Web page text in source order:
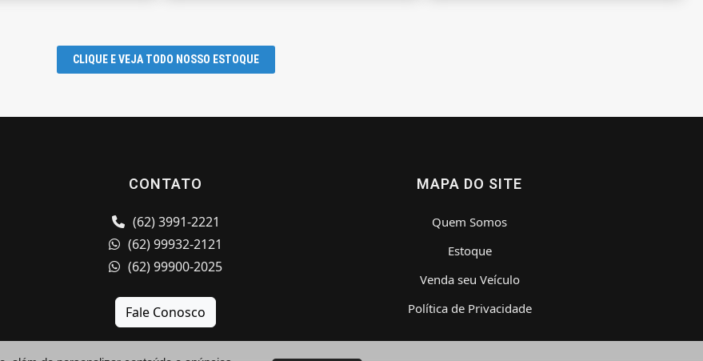
CLIQUE E VEJA TODO NOSSO ESTOQUE
CONTATO
(62) 3991-2221
(62) 99932-2121
(62) 99900-2025
Fale Conosco
MAPA DO SITE
Quem Somos
Estoque
Venda seu Veículo
Política de Privacidade